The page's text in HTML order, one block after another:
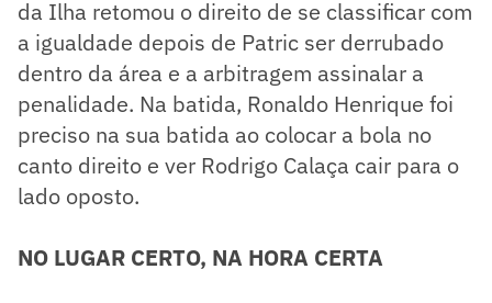
da Ilha retomou o direito de se classificar com
a igualdade depois de Patric ser derrubado
dentro da área e a arbitragem assinalar a
penalidade. Na batida, Ronaldo Henrique foi
preciso na sua batida ao colocar a bola no
canto direito e ver Rodrigo Calaça cair para o
lado oposto.
NO LUGAR CERTO, NA HORA CERTA